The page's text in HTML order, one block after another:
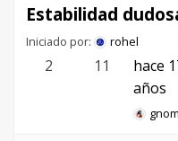
Estabilidad
Iniciado por: rohel
2 11
hace
años